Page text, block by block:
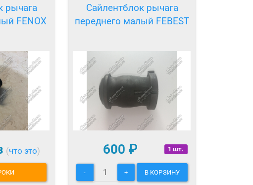
рычага
FENOX
(что это)
Сайлентблок рычага
переднего малый FEBEST
1 шт.
600 ₽
- + В КОРЗИНУ